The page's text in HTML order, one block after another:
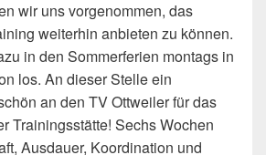
wir uns vorgenommen, das
weiterhin anbieten zu können.
in den Sommerferien montags in
los. An dieser Stelle ein
an den TV Ottweiler für das
Trainingsstätte! Sechs Wochen
Ausdauer, Koordination und